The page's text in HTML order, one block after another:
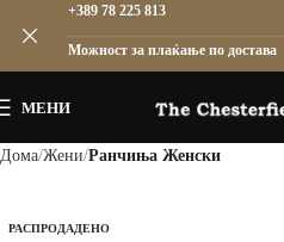
МЕНИ
Дома Жени Ранчиња Женски
РАСПРОДАДЕНО
+389 78 225 813
Можност за плаќање по достава